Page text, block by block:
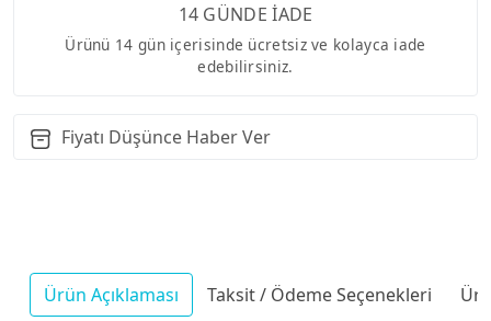
14 GÜNDE İADE
Ürünü 14 gün içerisinde ücretsiz ve kolayca iade
edebilirsiniz.
Fiyatı Düşünce Haber Ver
Ürün Açıklaması Taksit / Ödeme Seçenekleri